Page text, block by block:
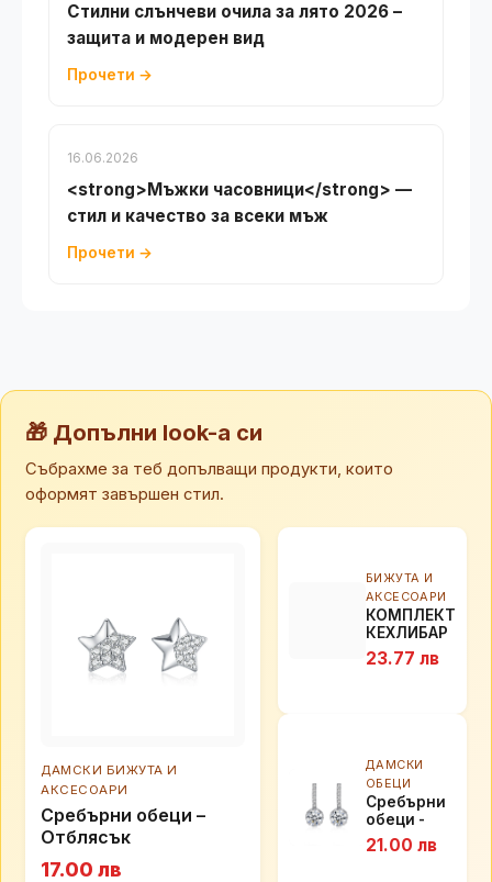
Стилни слънчеви очила за лято 2026 –
защита и модерен вид
Прочети →
16.06.2026
<strong>Мъжки часовници</strong> —
стил и качество за всеки мъж
Прочети →
🎁 Допълни look-а си
Събрахме за теб допълващи продукти, които
оформят завършен стил.
ДАМСКИ БИЖУТА И
АКСЕСОАРИ
Сребърни обеци –
Отблясък
17.00 лв
БИЖУТА И
АКСЕСОАРИ
КОМПЛЕКТ
КЕХЛИБАР
ЛИСТЕНЦА
23.77 лв
ДАМСКИ
ОБЕЦИ
Сребърни
обеци -
Блян
21.00 лв